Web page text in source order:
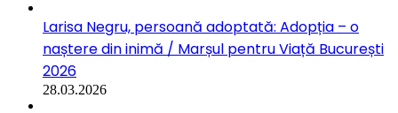
Larisa Negru, persoană adoptată: Adopția – o
naștere din inimă / Marșul pentru Viață București
2026
28.03.2026